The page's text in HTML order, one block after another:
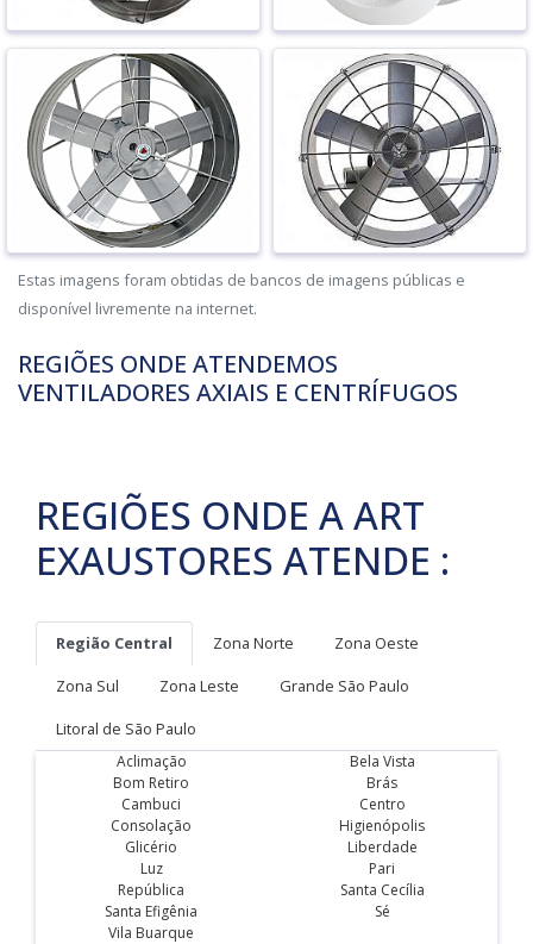
Estas imagens foram obtidas de bancos de imagens públicas e
disponível livremente na internet.
REGIÕES ONDE ATENDEMOS
VENTILADORES AXIAIS E CENTRÍFUGOS
REGIÕES ONDE A ART
EXAUSTORES ATENDE :
Região Central Zona Norte
Zona Oeste
Zona Sul
Zona Leste
Grande São Paulo
Litoral de São Paulo
Aclimação
Bela Vista
Bom Retiro
Brás
Cambuci
Centro
Consolação
Higienópolis
Glicério
Liberdade
Luz
Pari
República
Santa Cecília
Santa Efigênia
Sé
Vila Buarque